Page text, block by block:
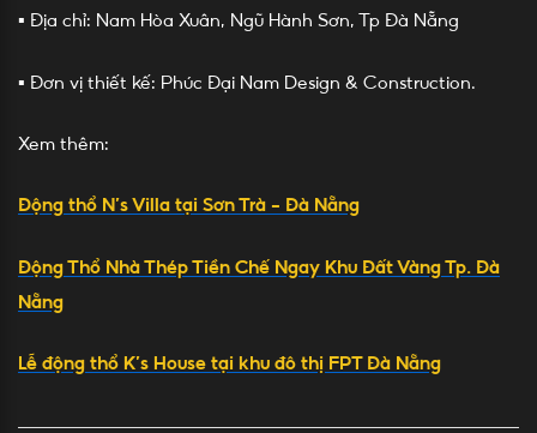
▪️ Địa chỉ: Nam Hòa Xuân, Ngũ Hành Sơn, Tp Đà Nẵng
▪️ Đơn vị thiết kế: Phúc Đại Nam Design & Construction.
Xem thêm:
Động thổ N’s Villa tại Sơn Trà – Đà Nẵng
Động Thổ Nhà Thép Tiền Chế Ngay Khu Đất Vàng Tp. Đà
Nẵng
Lễ động thổ K’s House tại khu đô thị FPT Đà Nẵng